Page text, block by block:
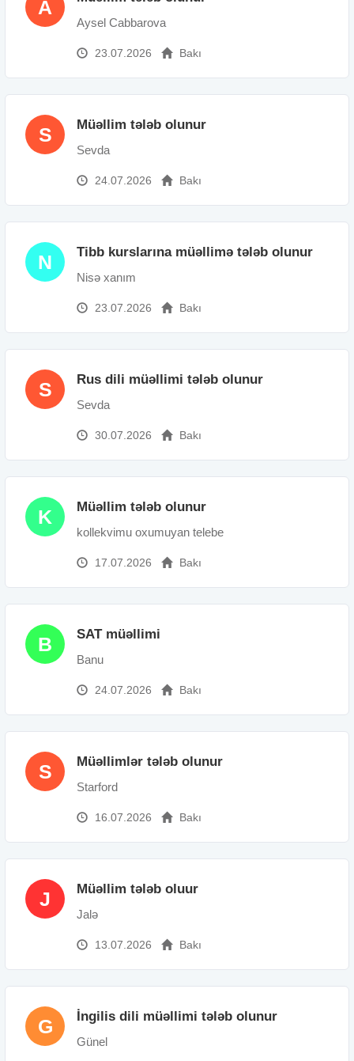
A
Aysel Cabbarova
23.07.2026 Bakı
S Müəllim tələb olunur
Sevda
24.07.2026 Bakı
N Tibb kurslarına müəllimə tələb olunur
Nisə xanım
23.07.2026 Bakı
S Rus dili müəllimi tələb olunur
Sevda
30.07.2026 Bakı
K Müəllim tələb olunur
kollekvimu oxumuyan telebe
17.07.2026 Bakı
B SAT müəllimi
Banu
24.07.2026 Bakı
S Müəllimlər tələb olunur
Starford
16.07.2026 Bakı
J Müəllim tələb oluur
Jalə
13.07.2026 Bakı
G İngilis dili müəllimi tələb olunur
Günel